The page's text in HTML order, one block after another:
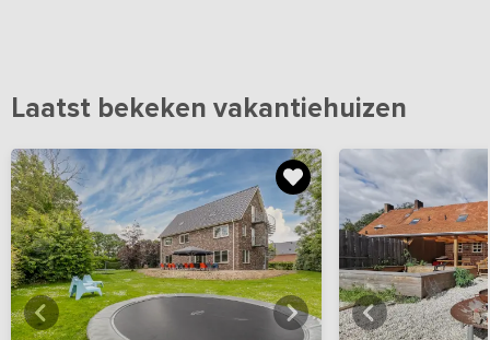
Laatst bekeken vakantiehuizen
Bekijk alle foto's Bekijk